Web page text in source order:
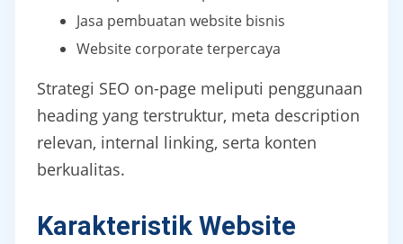
Jasa pembuatan website bisnis
Website corporate terpercaya
Strategi SEO on-page meliputi penggunaan
heading yang terstruktur, meta description
relevan, internal linking, serta konten
berkualitas.
Karakteristik Website